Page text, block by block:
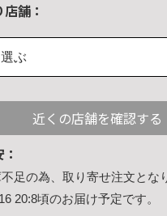
舗：
ぶ
近くの店舗を確認する
足の為、取り寄せ注文とな
20:8頃のお届け予定です。